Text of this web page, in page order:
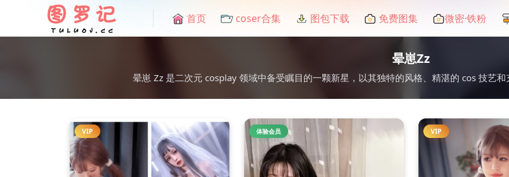
首页 coser合集 图包下载 免费图集 微密·铁粉
晕崽Zz
晕崽 Zz 是二次元 cosplay 领域中备受瞩目的一颗新星，以其独特的风格、精湛的 cos 技艺
VIP 体验会员 VIP